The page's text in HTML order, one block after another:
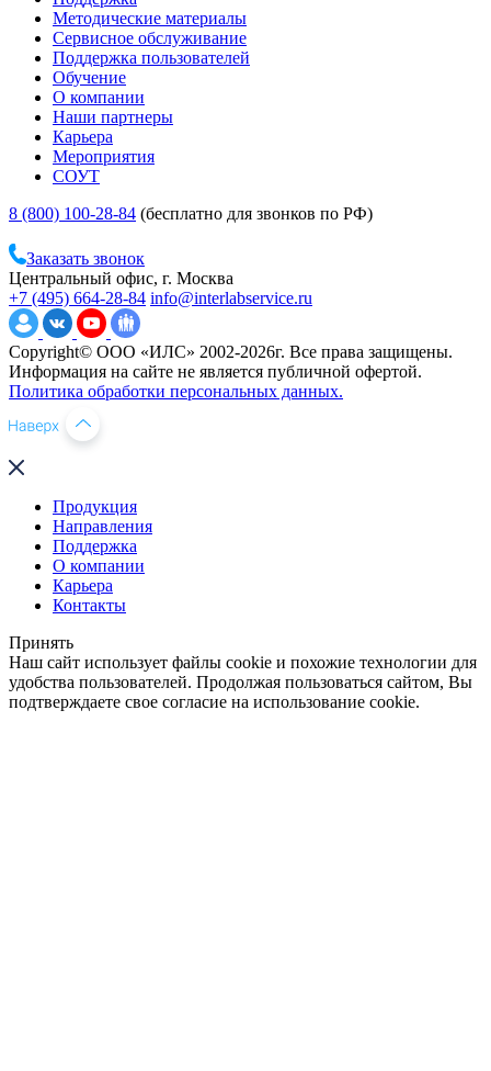
Методические материалы
Сервисное обслуживание
Поддержка пользователей
Обучение
О компании
Наши партнеры
Карьера
Мероприятия
СОУТ
8 (800) 100-28-84 (бесплатно для звонков по РФ)
Заказать звонок
Центральный офис, г. Москва
+7 (495) 664-28-84 info@interlabservice.ru
Copyright© ООО «ИЛС» 2002-2026г. Все права защищены.
Информация на сайте не является публичной офертой.
Политика обработки персональных данных.
Продукция
Направления
Поддержка
О компании
Карьера
Контакты
Принять
Наш сайт использует файлы cookie и похожие технологии для
удобства пользователей. Продолжая пользоваться сайтом, Вы
подтверждаете свое согласие на использование cookie.